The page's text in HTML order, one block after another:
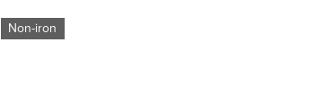
Non-iron